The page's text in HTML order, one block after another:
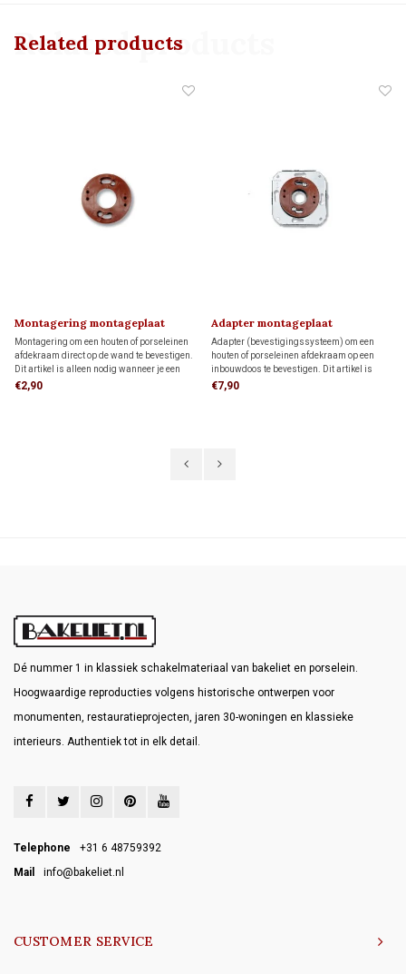
Related products
Related products
Montagering montageplaat
Montagering om een houten of porseleinen
afdekraam direct op de wand te bevestigen.
Dit artikel is alleen nodig wanneer je een
FONTINI-afdekraam als montageplaat voor
€2,90
Adapter montageplaat
Adapter (bevestigingssysteem) om een
houten of porseleinen afdekraam op een
inbouwdoos te bevestigen. Dit artikel is
alleen nodig wanneer je een FONTINI-
€7,90
Dé nummer 1 in klassiek schakelmateriaal van bakeliet en porselein.
Hoogwaardige reproducties volgens historische ontwerpen voor
monumenten, restauratieprojecten, jaren 30-woningen en klassieke
interieurs. Authentiek tot in elk detail.
Telephone
+31 6 48759392
Mail
info@bakeliet.nl
CUSTOMER SERVICE